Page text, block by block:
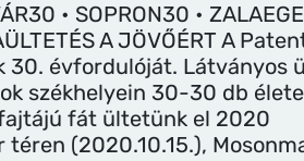
• SOPRON30 •
A JÖVŐÉRT A
30. évfordulóját. Látványos
székhelyein 30-30 db
fát ültetünk el 2020
(2020.10.15.),